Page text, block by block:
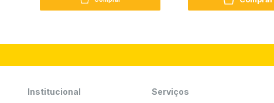
Institucional
Serviços